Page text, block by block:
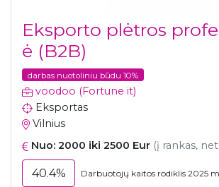
Eksporto plėtros
ė (B2B)
darbas nuotoliniu būdu 10%
voodoo (Fortune it)
Eksportas
Vilnius
Nuo: 2000 iki 2500 Eur (į rankas,
40.4% Darbuotojų kaitos rodiklis 2025